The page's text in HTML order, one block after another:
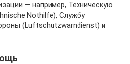
— например, Техническую
Nothilfe), Службу
(Luftschutzwarndienst) и